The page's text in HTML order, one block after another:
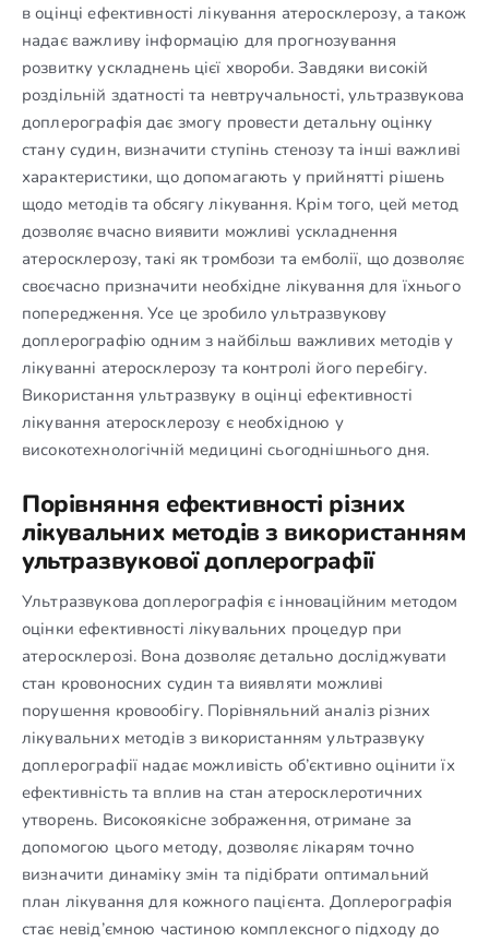
в оцінці ефективності лікування атеросклерозу, а також
надає важливу інформацію для прогнозування
розвитку ускладнень цієї хвороби. Завдяки високій
роздільній здатності та невтручальності, ультразвукова
доплерографія дає змогу провести детальну оцінку
стану судин, визначити ступінь стенозу та інші важливі
характеристики, що допомагають у прийнятті рішень
щодо методів та обсягу лікування. Крім того, цей метод
дозволяє вчасно виявити можливі ускладнення
атеросклерозу, такі як тромбози та емболії, що дозволяє
своєчасно призначити необхідне лікування для їхнього
попередження. Усе це зробило ультразвукову
доплерографію одним з найбільш важливих методів у
лікуванні атеросклерозу та контролі його перебігу.
Використання ультразвуку в оцінці ефективності
лікування атеросклерозу є необхідною у
високотехнологічній медицині сьогоднішнього дня.
Порівняння ефективності різних
лікувальних методів з використанням
ультразвукової доплерографії
Ультразвукова доплерографія є інноваційним методом
оцінки ефективності лікувальних процедур при
атеросклерозі. Вона дозволяє детально досліджувати
стан кровоносних судин та виявляти можливі
порушення кровообігу. Порівняльний аналіз різних
лікувальних методів з використанням ультразвуку
доплерографії надає можливість об’єктивно оцінити їх
ефективність та вплив на стан атеросклеротичних
утворень. Високоякісне зображення, отримане за
допомогою цього методу, дозволяє лікарям точно
визначити динаміку змін та підібрати оптимальний
план лікування для кожного пацієнта. Доплерографія
стає невід’ємною частиною комплексного підходу до